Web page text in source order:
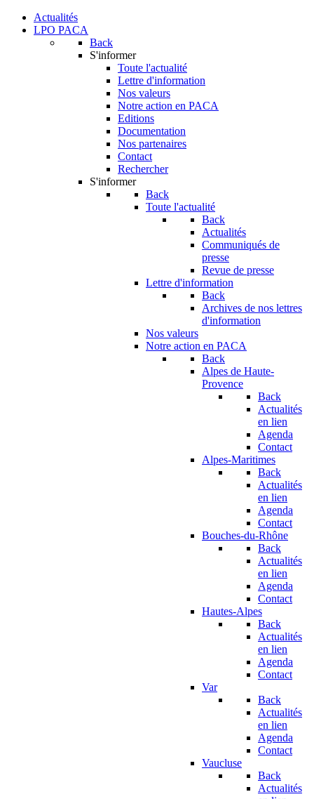
Actualités
LPO PACA
Back
S'informer
Toute l'actualité
Lettre d'information
Nos valeurs
Notre action en PACA
Editions
Documentation
Nos partenaires
Contact
Rechercher
S'informer
Back
Toute l'actualité
Back
Actualités
Communiqués de
presse
Revue de presse
Lettre d'information
Back
Archives de nos lettres
d'information
Nos valeurs
Notre action en PACA
Back
Alpes de Haute-
Provence
Back
Actualités
en lien
Agenda
Contact
Alpes-Maritimes
Back
Actualités
en lien
Agenda
Contact
Bouches-du-Rhône
Back
Actualités
en lien
Agenda
Contact
Hautes-Alpes
Back
Actualités
en lien
Agenda
Contact
Var
Back
Actualités
en lien
Agenda
Contact
Vaucluse
Back
Actualités